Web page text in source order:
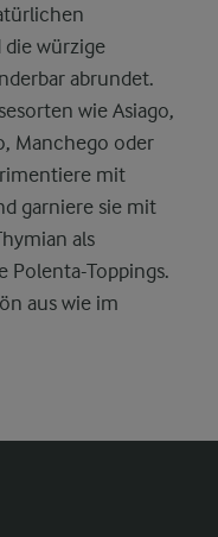
die würzige
abrundet.
wie Asiago,
Manchego oder
mit
garniere sie mit
als
Polenta-Toppings.
aus wie im